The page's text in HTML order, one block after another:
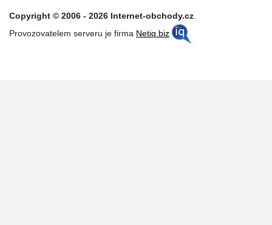
Copyright © 2006 - 2026 Internet-obchody.cz.
Provozovatelem serveru je firma Netiq.biz